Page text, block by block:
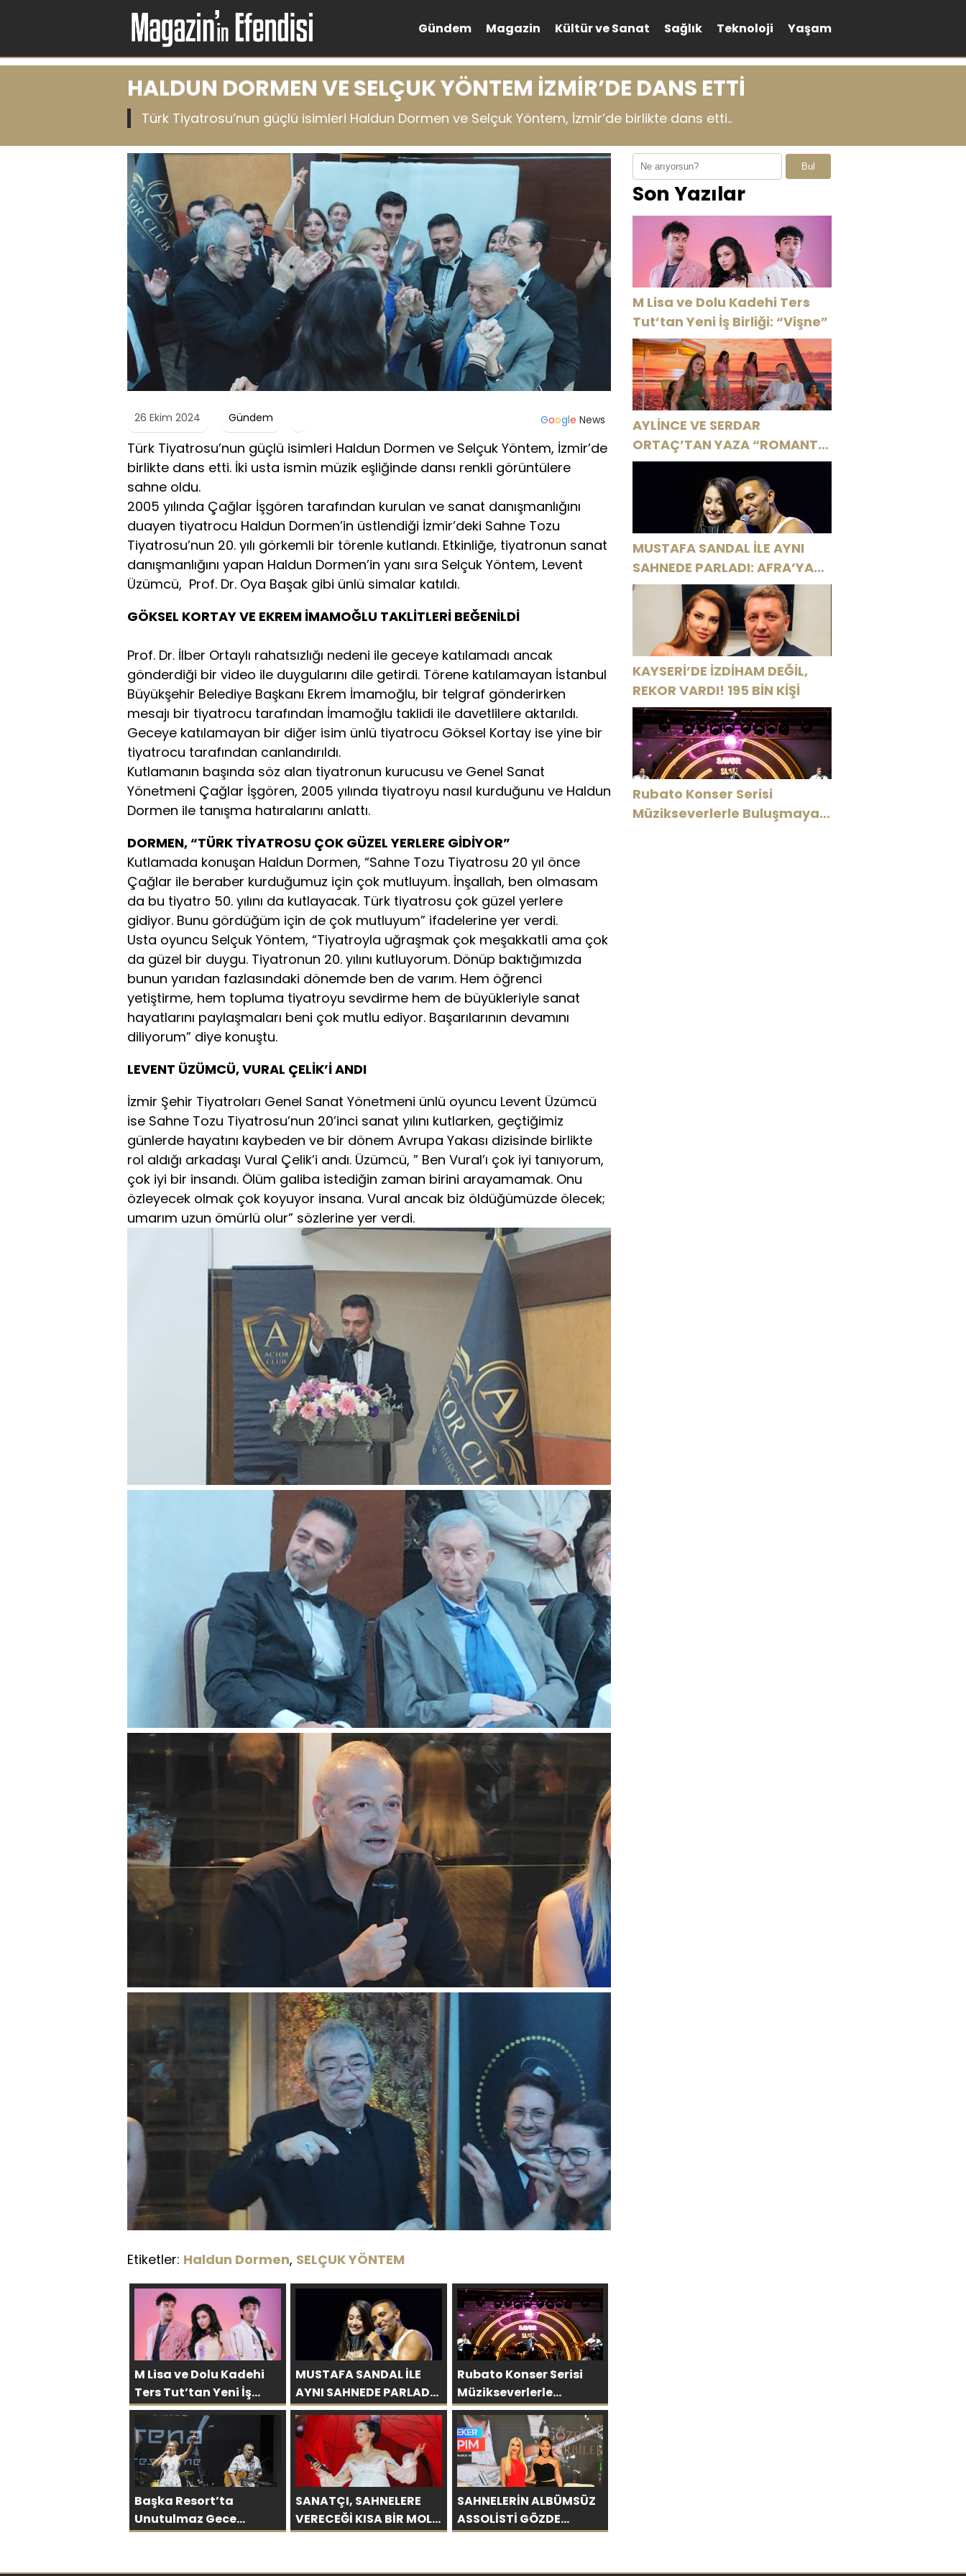
Gündem Magazin Kültür ve Sanat Sağlık Teknoloji Yaşam
HALDUN DORMEN VE SELÇUK YÖNTEM İZMİR’DE DANS ETTİ
Türk Tiyatrosu’nun güçlü isimleri Haldun Dormen ve Selçuk Yöntem, İzmir’de birlikte dans etti..
26 Ekim 2024 Gündem Google News
Türk Tiyatrosu’nun güçlü isimleri Haldun Dormen ve Selçuk Yöntem, İzmir’de
birlikte dans etti. İki usta ismin müzik eşliğinde dansı renkli görüntülere
sahne oldu.
2005 yılında Çağlar İşgören tarafından kurulan ve sanat danışmanlığını
duayen tiyatrocu Haldun Dormen’in üstlendiği İzmir’deki Sahne Tozu
Tiyatrosu’nun 20. yılı görkemli bir törenle kutlandı. Etkinliğe, tiyatronun sanat
danışmanlığını yapan Haldun Dormen’in yanı sıra Selçuk Yöntem, Levent
Üzümcü, Prof. Dr. Oya Başak gibi ünlü simalar katıldı.
GÖKSEL KORTAY VE EKREM İMAMOĞLU TAKLİTLERİ BEĞENİLDİ
Prof. Dr. İlber Ortaylı rahatsızlığı nedeni ile geceye katılamadı ancak
gönderdiği bir video ile duygularını dile getirdi. Törene katılamayan İstanbul
Büyükşehir Belediye Başkanı Ekrem İmamoğlu, bir telgraf gönderirken
mesajı bir tiyatrocu tarafından İmamoğlu taklidi ile davetlilere aktarıldı.
Geceye katılamayan bir diğer isim ünlü tiyatrocu Göksel Kortay ise yine bir
tiyatrocu tarafından canlandırıldı.
Kutlamanın başında söz alan tiyatronun kurucusu ve Genel Sanat
Yönetmeni Çağlar İşgören, 2005 yılında tiyatroyu nasıl kurduğunu ve Haldun
Dormen ile tanışma hatıralarını anlattı.
DORMEN, “TÜRK TİYATROSU ÇOK GÜZEL YERLERE GİDİYOR”
Kutlamada konuşan Haldun Dormen, “Sahne Tozu Tiyatrosu 20 yıl önce
Çağlar ile beraber kurduğumuz için çok mutluyum. İnşallah, ben olmasam
da bu tiyatro 50. yılını da kutlayacak. Türk tiyatrosu çok güzel yerlere
gidiyor. Bunu gördüğüm için de çok mutluyum” ifadelerine yer verdi.
Usta oyuncu Selçuk Yöntem, “Tiyatroyla uğraşmak çok meşakkatli ama çok
da güzel bir duygu. Tiyatronun 20. yılını kutluyorum. Dönüp baktığımızda
bunun yarıdan fazlasındaki dönemde ben de varım. Hem öğrenci
yetiştirme, hem topluma tiyatroyu sevdirme hem de büyükleriyle sanat
hayatlarını paylaşmaları beni çok mutlu ediyor. Başarılarının devamını
diliyorum” diye konuştu.
LEVENT ÜZÜMCÜ, VURAL ÇELİK’İ ANDI
İzmir Şehir Tiyatroları Genel Sanat Yönetmeni ünlü oyuncu Levent Üzümcü
ise Sahne Tozu Tiyatrosu’nun 20’inci sanat yılını kutlarken, geçtiğimiz
günlerde hayatını kaybeden ve bir dönem Avrupa Yakası dizisinde birlikte
rol aldığı arkadaşı Vural Çelik’i andı. Üzümcü, ” Ben Vural’ı çok iyi tanıyorum,
çok iyi bir insandı. Ölüm galiba istediğin zaman birini arayamamak. Onu
özleyecek olmak çok koyuyor insana. Vural ancak biz öldüğümüzde ölecek;
umarım uzun ömürlü olur” sözlerine yer verdi.
Etiketler: Haldun Dormen, SELÇUK YÖNTEM
M Lisa ve Dolu Kadehi
Ters Tut’tan Yeni İş
Birliği: “Vişne”
MUSTAFA SANDAL İLE
AYNI SAHNEDE PARLADI:
AFRA’YA HARBİYE’DE
BÜYÜK ALKIŞ
Rubato Konser Serisi
Müzikseverlerle
Buluşmaya Devam
Ediyor
Başka Resort’ta
Unutulmaz Gece
Özülkü Çifti Bodrum’u
SANATÇI, SAHNELERE
VERECEĞİ KISA BİR MOLA
ÖNCESİ 13 AĞUSTOS’TA
SAHNELERİN ALBÜMSÜZ
ASSOLİSTİ GÖZDE
DEMİRBİLEK, NR1
Bul
Son Yazılar
M Lisa ve Dolu Kadehi Ters
Tut’tan Yeni İş Birliği: “Vişne”
AYLİNCE VE SERDAR
ORTAÇ’TAN YAZA “ROMANTİK
AŞK” BOMBASI!
MUSTAFA SANDAL İLE AYNI
SAHNEDE PARLADI: AFRA’YA
HARBİYE’DE BÜYÜK ALKIŞ
KAYSERİ’DE İZDİHAM DEĞİL,
REKOR VARDI! 195 BİN KİŞİ
Rubato Konser Serisi
Müzikseverlerle Buluşmaya